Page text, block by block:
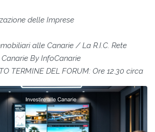
delle Imprese
alle Canarie / La R.I.C. Rete
By InfoCanarie
TERMINE DEL FORUM: Ore 12.30 circa